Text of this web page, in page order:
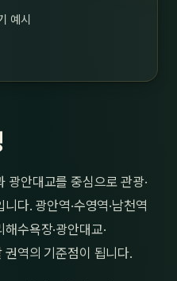
경북
1인
예시
광안대교를 중심으로 관광·
다. 광안역·수영역·남천역
수욕장·광안대교·
권역의 기준점이 됩니다.